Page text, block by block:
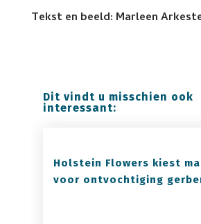
Tekst en beeld: Marleen
Dit vindt u misschien ook
interessant:
Holstein Flowers kiest
voor ontvochtiging